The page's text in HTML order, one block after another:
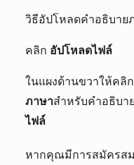
วิธีอัปโหลดคำอธิบาย
คลิก อัปโหลดไฟล์
ในแผงด้านขวาให้คลิ
ภาษาสำหรับคำอธิบ
ไฟล์
หากคุณมีการสมัครส